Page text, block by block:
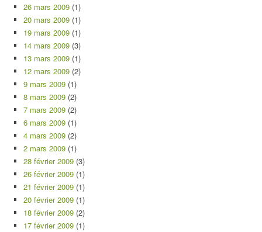
26 mars 2009 (1)
20 mars 2009 (1)
19 mars 2009 (1)
14 mars 2009 (3)
13 mars 2009 (1)
12 mars 2009 (2)
9 mars 2009 (1)
8 mars 2009 (2)
7 mars 2009 (2)
6 mars 2009 (1)
4 mars 2009 (2)
2 mars 2009 (1)
28 février 2009 (3)
26 février 2009 (1)
21 février 2009 (1)
20 février 2009 (1)
18 février 2009 (2)
17 février 2009 (1)